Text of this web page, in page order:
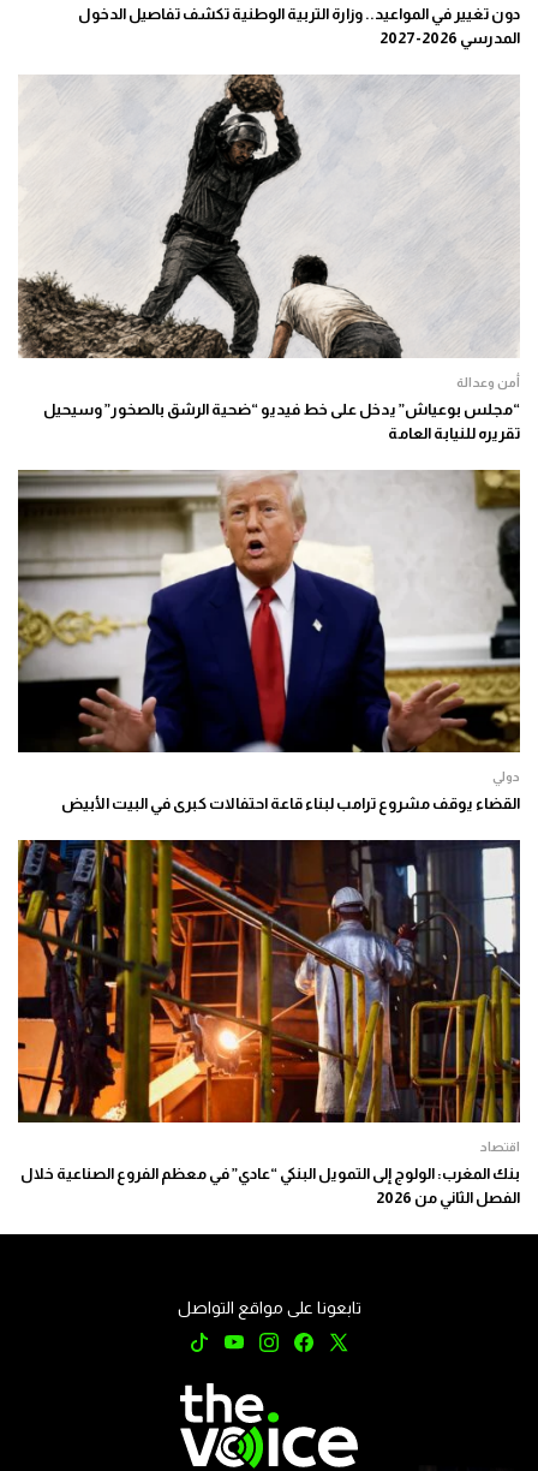
دون تغيير في المواعيد.. وزارة التربية الوطنية تكشف تفاصيل الدخول
المدرسي 2026-2027
أمن وعدالة
“مجلس بوعياش” يدخل على خط فيديو “ضحية الرشق بالصخور” وسيحيل
تقريره للنيابة العامة
دولي
القضاء يوقف مشروع ترامب لبناء قاعة احتفالات كبرى في البيت الأبيض
اقتصاد
بنك المغرب: الولوج إلى التمويل البنكي “عادي” في معظم الفروع الصناعية خلال
الفصل الثاني من 2026
تابعونا على مواقع التواصل